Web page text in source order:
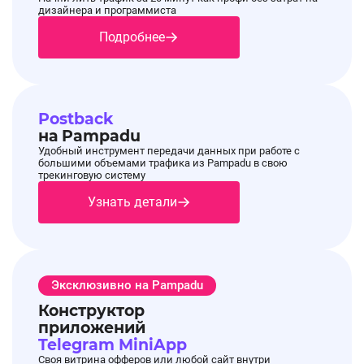
документы необходимые для этого.
https://disk.yandex.ru/i/HugyEKkIPnXqiQ
Оффер Банк Точка - РКО
По офферуБанк Точка - РКО стартовала
Акция "Зимний движ"
дизайнера и программиста
Подробнее
Postback
на Pampadu
Удобный инструмент передачи данных при работе с
большими объемами трафика из Pampadu в свою
трекинговую систему
Узнать детали
Эксклюзивно на Pampadu
Конструктор
приложений
Telegram MiniApp
Своя витрина офферов или любой сайт внутри